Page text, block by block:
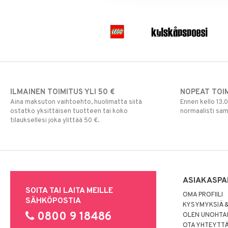
ILMAINEN TOIMITUS YLI 50 €
Aina maksuton vaihtoehto, huolimatta siitä
ostatko yksittäisen tuotteen tai koko
tilauksellesi joka ylittää 50 €.
NOPEAT
Ennen kello
normaalisti
SOITA TAI LAITA MEILLE
SÄHKÖPOSTIA
0800 9 18486
OMA PROFIILI
KYSYMYKSIÄ
OLEN
OTA